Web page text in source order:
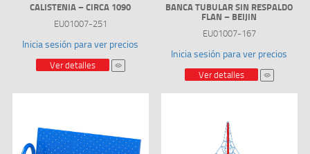
CALISTENIA – CIRCA 1090
EU01007-251
Inicia sesión para ver precios
Ver detalles
BANCA TUBULAR SIN RESPALDO
FLAN – BEIJIN
EU01007-167
Inicia sesión para ver precios
Ver detalles